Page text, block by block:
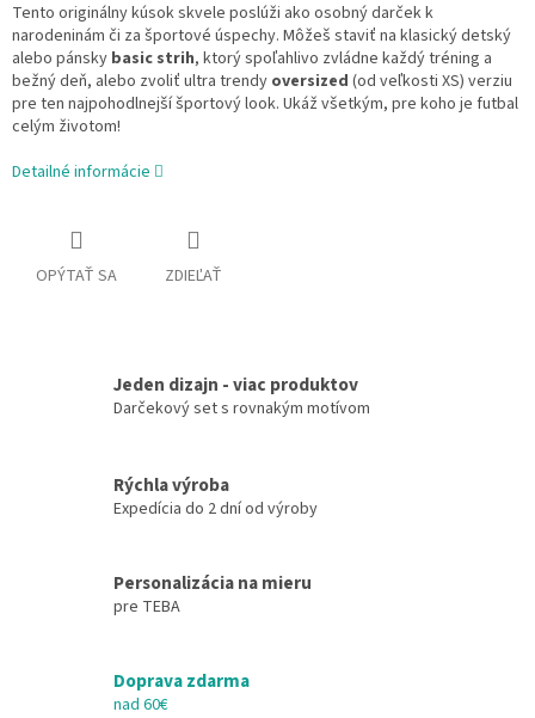
Tento originálny kúsok skvele poslúži ako osobný darček k
narodeninám či za športové úspechy. Môžeš staviť na klasický detský
alebo pánsky basic strih, ktorý spoľahlivo zvládne každý tréning a
bežný deň, alebo zvoliť ultra trendy oversized (od veľkosti XS) verziu
pre ten najpohodlnejší športový look. Ukáž všetkým, pre koho je futbal
celým životom!
Detailné informácie
OPÝTAŤ SA ZDIEĽAŤ
Jeden dizajn - viac produktov
Darčekový set s rovnakým motívom
Rýchla výroba
Expedícia do 2 dní od výroby
Personalizácia na mieru
pre TEBA
Doprava zdarma
nad 60€